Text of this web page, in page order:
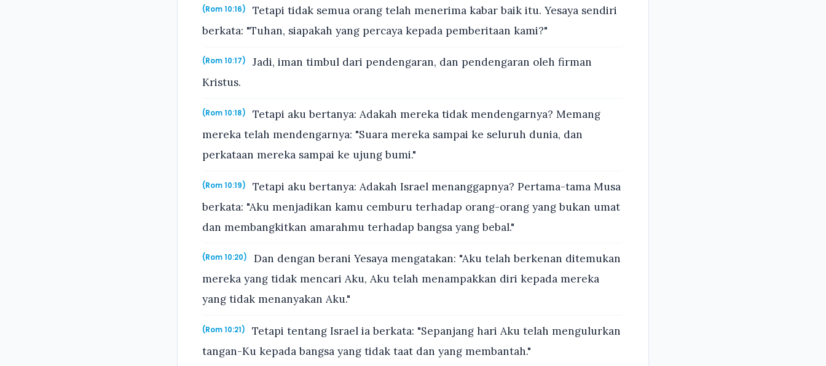
(Rom 10:16)
Tetapi tidak semua orang telah menerima kabar baik itu. Yesaya sendiri
berkata: "Tuhan, siapakah yang percaya kepada pemberitaan kami?"
(Rom 10:17)
Jadi, iman timbul dari pendengaran, dan pendengaran oleh firman
Kristus.
(Rom 10:18)
Tetapi aku bertanya: Adakah mereka tidak mendengarnya? Memang
mereka telah mendengarnya: "Suara mereka sampai ke seluruh dunia, dan
perkataan mereka sampai ke ujung bumi."
(Rom 10:19)
Tetapi aku bertanya: Adakah Israel menanggapnya? Pertama-tama Musa
berkata: "Aku menjadikan kamu cemburu terhadap orang-orang yang bukan umat
dan membangkitkan amarahmu terhadap bangsa yang bebal."
(Rom 10:20)
Dan dengan berani Yesaya mengatakan: "Aku telah berkenan ditemukan
mereka yang tidak mencari Aku, Aku telah menampakkan diri kepada mereka
yang tidak menanyakan Aku."
(Rom 10:21)
Tetapi tentang Israel ia berkata: "Sepanjang hari Aku telah mengulurkan
tangan-Ku kepada bangsa yang tidak taat dan yang membantah."